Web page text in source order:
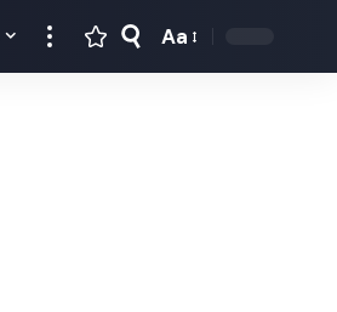
Aa